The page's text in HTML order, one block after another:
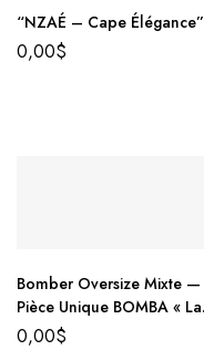
“NZAÉ – Cape Élégance”
0,00$
Bomber Oversize Mixte —
Pièce Unique BOMBA « La
force tranquille »
0,00$